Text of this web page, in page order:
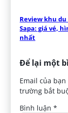
Review khu
Sapa: giá vé,
nhất
Để lại một
Email của
trường bắt
Bình luận*